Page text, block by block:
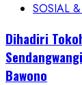
SOSIAL
Dihadiri
Bawono